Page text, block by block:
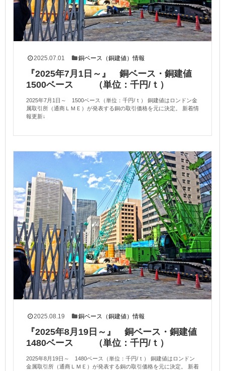
2025.07.01 銅ベース（銅建値）情報
『2025年7月1日～』 銅ベース・銅建値
1500ベース （単位：千円/ｔ）
2025年7月1日～ 1500ベース（単位：千円/ｔ） 銅建値はロンドン金
属取引所（通商ＬＭＥ）が発表する銅の取引価格を元に決定。 新着情
報更新↓
2025.08.19 銅ベース（銅建値）情報
『2025年8月19日～』 銅ベース・銅建値
1480ベース （単位：千円/ｔ）
2025年8月19日～ 1480ベース（単位：千円/ｔ） 銅建値はロンドン
金属取引所（通商ＬＭＥ）が発表する銅の取引価格を元に決定。 新着